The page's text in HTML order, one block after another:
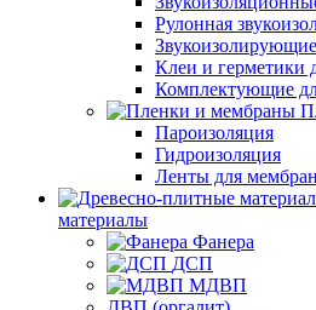
Рулонная
Клеи и герметики
Комплектующие
Пароизоляция
Гидроизоляция
Ленты для мембран
материалы
Фанера
ДСП
МДВП